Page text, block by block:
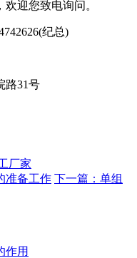
欢迎您致电询问。
纪总)
31号
厂家
准备工作 下一篇：单组
作用